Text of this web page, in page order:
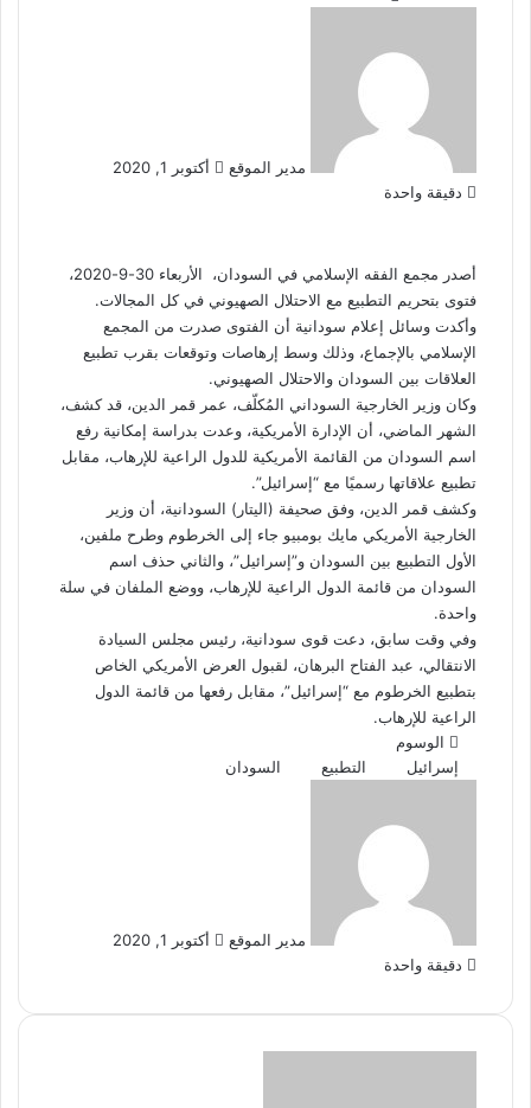
مدير الموقع
أكتوبر 1, 2020
دقيقة واحدة
أصدر مجمع الفقه الإسلامي في السودان، الأربعاء 30-9-2020،
فتوى بتحريم التطبيع مع الاحتلال الصهيوني في كل المجالات.
وأكدت وسائل إعلام سودانية أن الفتوى صدرت من المجمع
الإسلامي بالإجماع، وذلك وسط إرهاصات وتوقعات بقرب تطبيع
العلاقات بين السودان والاحتلال الصهيوني.
وكان وزير الخارجية السوداني المُكلّف، عمر قمر الدين، قد كشف،
الشهر الماضي، أن الإدارة الأمريكية، وعدت بدراسة إمكانية رفع
اسم السودان من القائمة الأمريكية للدول الراعية للإرهاب، مقابل
تطبيع علاقاتها رسميًا مع “إسرائيل”.
وكشف قمر الدين، وفق صحيفة (اليتار) السودانية، أن وزير
الخارجية الأمريكي مايك بومبيو جاء إلى الخرطوم وطرح ملفين،
الأول التطبيع بين السودان و”إسرائيل”، والثاني حذف اسم
السودان من قائمة الدول الراعية للإرهاب، ووضع الملفان في سلة
واحدة.
وفي وقت سابق، دعت قوى سودانية، رئيس مجلس السيادة
الانتقالي، عبد الفتاح البرهان، لقبول العرض الأمريكي الخاص
بتطبيع الخرطوم مع “إسرائيل”، مقابل رفعها من قائمة الدول
الراعية للإرهاب.
الوسوم
إسرائيل
التطبيع السودان
مدير الموقع
أكتوبر 1, 2020
دقيقة واحدة